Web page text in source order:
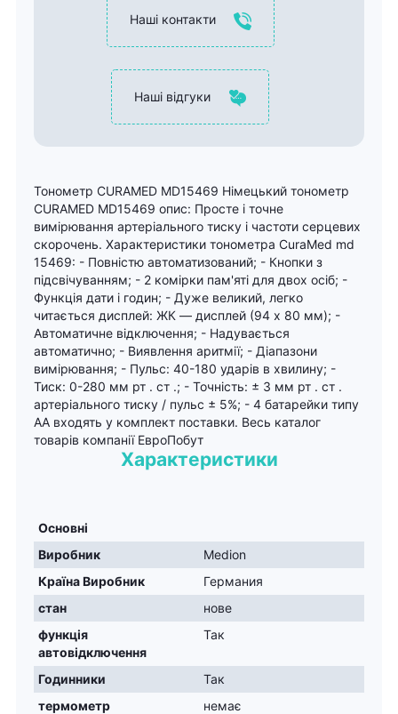
Наші контакти
Наші відгуки
Тонометр CURAMED MD15469 Німецький тонометр
CURAMED MD15469 опис: Просте і точне
вимірювання артеріального тиску і частоти серцевих
скорочень. Характеристики тонометра СuraMed md
15469: - Повністю автоматизований; - Кнопки з
підсвічуванням; - 2 комірки пам'яті для двох осіб; -
Функція дати і годин; - Дуже великий, легко
читається дисплей: ЖК ― дисплей (94 х 80 мм); -
Автоматичне відключення; - Надувається
автоматично; - Виявлення аритмії; - Діапазони
вимірювання; - Пульс: 40-180 ударів в хвилину; -
Тиск: 0-280 мм рт . ст .; - Точність: ± 3 мм рт . ст .
артеріального тиску / пульс ± 5%; - 4 батарейки типу
АА входять у комплект поставки. Весь каталог
товарів компанії ЕвроПобут
Характеристики
Основні
Виробник
Medion
Країна Виробник
Германия
стан
нове
функція
автовідключення
Так
Годинники
Так
термометр
немає